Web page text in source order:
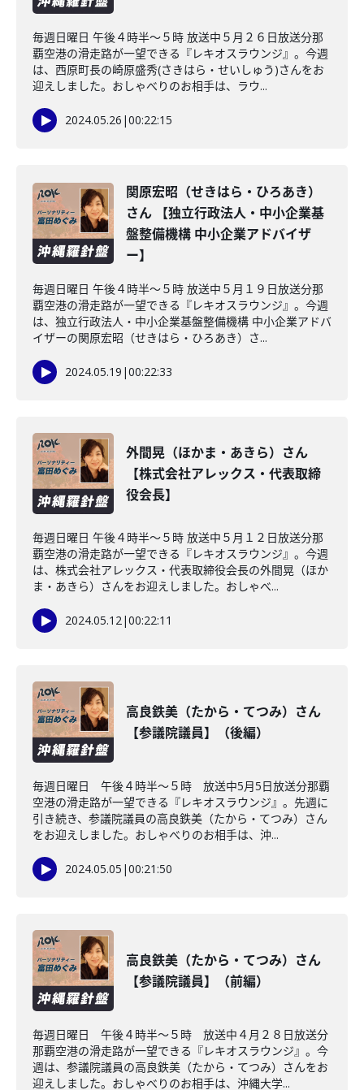
毎週日曜日 午後４時半～５時 放送中５月２６日放送分那
覇空港の滑走路が一望できる『レキオスラウンジ』。今週
は、西原町長の崎原盛秀(さきはら・せいしゅう)さんをお
迎えしました。おしゃべりのお相手は、ラウ...
2024.05.26 |00:22:15
関原宏昭（せきはら・ひろあき）
さん 【独立行政法人・中小企業基
盤整備機構 中小企業アドバイザ
ー】
毎週日曜日 午後４時半～５時 放送中５月１９日放送分那
覇空港の滑走路が一望できる『レキオスラウンジ』。今週
は、独立行政法人・中小企業基盤整備機構 中小企業アドバ
イザーの関原宏昭（せきはら・ひろあき）さ...
2024.05.19 |00:22:33
外間晃（ほかま・あきら）さん
【株式会社アレックス・代表取締
役会長】
毎週日曜日 午後４時半～５時 放送中５月１２日放送分那
覇空港の滑走路が一望できる『レキオスラウンジ』。今週
は、株式会社アレックス・代表取締役会長の外間晃（ほか
ま・あきら）さんをお迎えしました。おしゃべ...
2024.05.12|00:22:11
高良鉄美（たから・てつみ）さん
【参議院議員】（後編）
毎週日曜日 午後４時半～５時 放送中5月5日放送分那覇
空港の滑走路が一望できる『レキオスラウンジ』。先週に
引き続き、参議院議員の高良鉄美（たから・てつみ）さん
をお迎えしました。おしゃべりのお相手は、沖...
2024.05.05 |00:21:50
高良鉄美（たから・てつみ）さん
【参議院議員】（前編）
毎週日曜日 午後４時半～５時 放送中４月２８日放送分
那覇空港の滑走路が一望できる『レキオスラウンジ』。今
週は、参議院議員の高良鉄美（たから・てつみ）さんをお
迎えしました。おしゃべりのお相手は、沖縄大学...